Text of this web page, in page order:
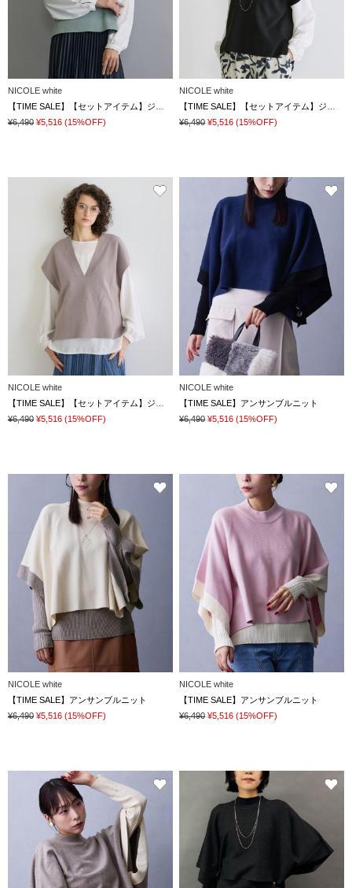
NICOLE white
¥6,490 ¥5,516 (15%OFF)
NICOLE white
¥6,490 ¥5,516 (15%OFF)
NICOLE white
¥6,490 ¥5,516 (15%OFF)
NICOLE white
【TIME SALE】アンサンブルニット
¥6,490 ¥5,516 (15%OFF)
NICOLE white
【TIME SALE】アンサンブルニット
¥6,490 ¥5,516 (15%OFF)
NICOLE white
【TIME SALE】アンサンブルニット
¥6,490 ¥5,516 (15%OFF)